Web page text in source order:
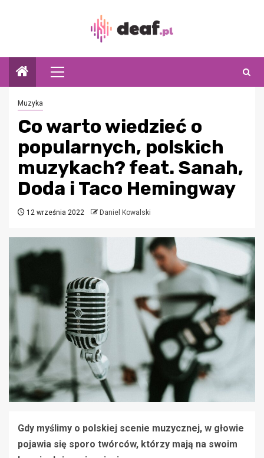
Menu
główne
Muzyka
Co warto wiedzieć o
popularnych, polskich
muzykach? feat. Sanah,
Doda i Taco Hemingway
12 września 2022 Daniel Kowalski
Gdy myślimy o polskiej scenie muzycznej, w głowie
pojawia się sporo twórców, którzy mają na swoim